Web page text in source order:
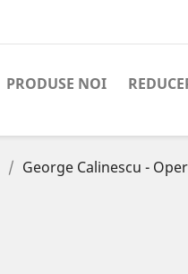
PRODUSE NOI
George Calinescu -